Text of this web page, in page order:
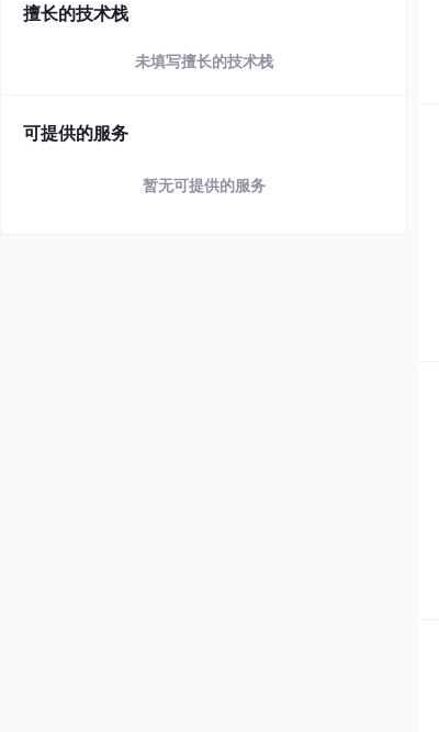
擅长的技术栈
未填写擅长的技术栈
可提供的服务
暂无可提供的服务